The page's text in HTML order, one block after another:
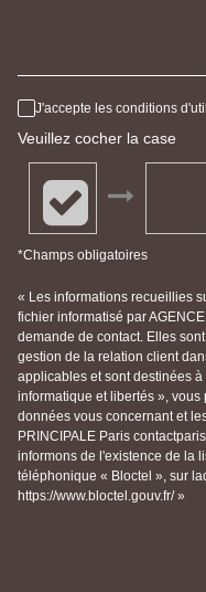
J'accepte les conditions
Veuillez cocher la case
*Champs obligatoires
« Les informations recueillies
fichier informatisé par
demande de contact. Elles
gestion de la relation client
applicables et sont destinées
informatique et libertés »,
données vous concernant et
PRINCIPALE Paris
informons de l'existence de la
téléphonique « Bloctel », sur
https://www.bloctel.gouv.fr/ »